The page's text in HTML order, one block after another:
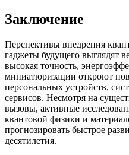
Заключение
Перспективы внедрения
гаджеты будущего выглядят
высокая точность,
миниатюризации откроют
персональных устройств,
сервисов. Несмотря на
вызовы, активные
квантовой физики и
прогнозировать быстрое
десятилетия.